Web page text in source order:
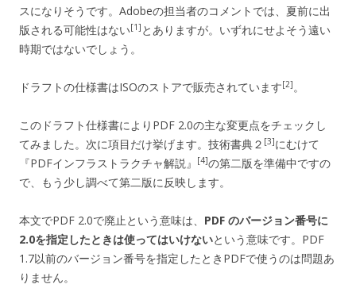
スになりそうです。Adobeの担当者のコメントでは、夏前に出
版される可能性はない[1] とありますが。いずれにせよそう遠い
時期ではないでしょう。
ドラフトの仕様書はISOのストアで販売されています[2]。
このドラフト仕様書によりPDF 2.0の主な変更点をチェックし
てみました。次に項目だけ挙げます。技術書典２ [3]にむけて
『PDFインフラストラクチャ解説』
[4]の第二版を準備中ですの
で、もう少し調べて第二版に反映します。
本文でPDF 2.0で廃止という意味は、 PDF のバージョン番号に
2.0を指定したときは使ってはいけないという意味です。PDF
1.7以前のバージョン番号を指定したときPDFで使うのは問題あ
りません。